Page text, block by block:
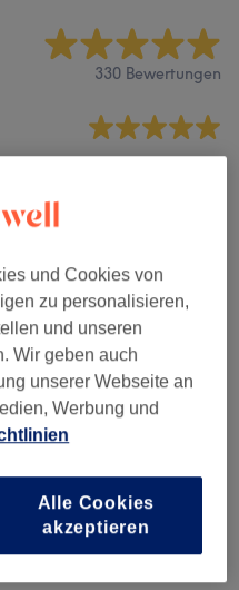
330 Bewertungen
Nach Sternen filtern
damit du weißt, was
und Cookies von
zu personalisieren,
und unseren
Wir geben auch
unserer Webseite an
Werbung und
Alle Cookies
akzeptieren